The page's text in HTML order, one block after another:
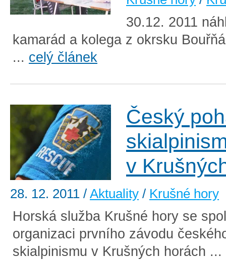
30.12. 2011
kamarád a kolega z okrsku
... celý článek
Český
v
28. 12. 2011 / Aktuality / Krušné hory
Horská služba Krušné hory se
organizaci prvního závodu
skialpinismu v Krušných horách ...